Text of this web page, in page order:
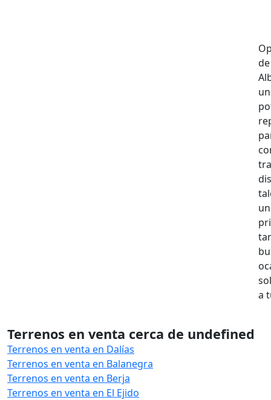
a
Terrenos en venta cerca de undefined
Terrenos en venta en Dalías
Terrenos en venta en Balanegra
Terrenos en venta en Berja
Terrenos en venta en El Ejido